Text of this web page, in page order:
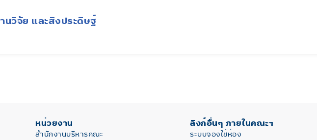
นวิจัย และสิงประดิษฐ์
หน่วยงาน
สำนักงานบริหารคณะ
ลิงก์อื่นๆ ภายในคณะฯ
ระบบจองใช้ห้อง